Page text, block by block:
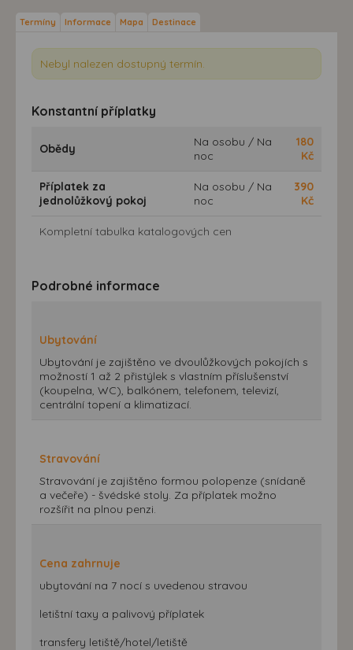
Termíny Informace Mapa Destinace
Nebyl nalezen dostupný termín.
Konstantní příplatky
Obědy
Na osobu / Na
noc
180
Kč
Příplatek za
jednolůžkový pokoj
Na osobu / Na
noc
390
Kč
Kompletní tabulka katalogových cen
Podrobné informace
Ubytování
Ubytování je zajištěno ve dvoulůžkových pokojích s
možností 1 až 2 přistýlek s vlastním příslušenství
(koupelna, WC), balkónem, telefonem, televizí,
centrální topení a klimatizací.
Stravování
Stravování je zajištěno formou polopenze (snídaně
a večeře) - švédské stoly. Za příplatek možno
rozšířit na plnou penzi.
Cena zahrnuje
ubytování na 7 nocí s uvedenou stravou
letištní taxy a palivový příplatek
transfery letiště/hotel/letiště